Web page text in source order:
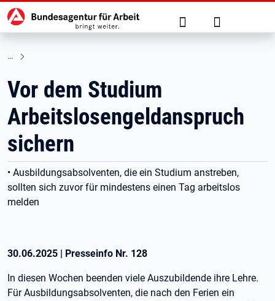
zu den Hauptinhalten springen
Hauptnavigation Suche Anmelden
Vor dem Studium
Arbeitslosengeldanspruch
sichern
• Ausbildungsabsolventen, die ein Studium anstreben,
sollten sich zuvor für mindestens einen Tag arbeitslos
melden
30.06.2025 | Presseinfo Nr. 128
In diesen Wochen beenden viele Auszubildende ihre Lehre.
Für Ausbildungsabsolventen, die nach den Ferien ein